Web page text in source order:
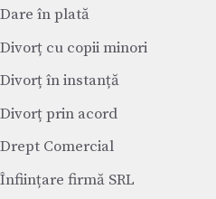
Dare în plată
Divorț cu copii minori
Divorț în instanță
Divorț prin acord
Drept Comercial
Înființare firmă SRL